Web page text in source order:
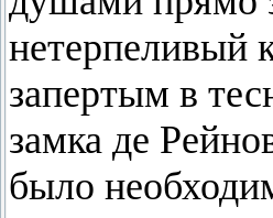
нетерпеливый
запертым в
замка де
было